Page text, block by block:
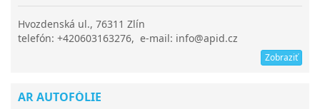
Hvozdenská ul., 76311 Zlín
telefón: +420603163276, e-mail: info@apid.cz
Zobraziť
AR AUTOFÓLIE